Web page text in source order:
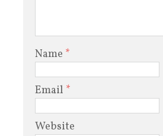
Name *
Email *
Website